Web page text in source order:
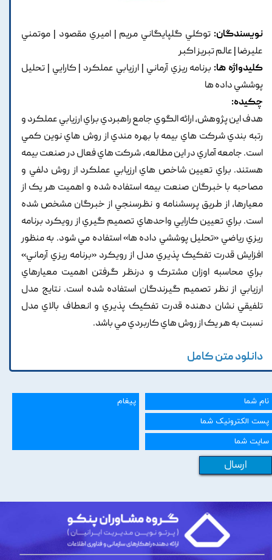
نویسندگان: توکلي گلپايگاني مريم | اميري مقصود | موتمني
عليرضا | عالم تبريز اکبر
کلیدواژه ها: برنامه ريزي آرماني | ارزيابي عملکرد | کارايي | تحليل
پوششي داده ها
چکیده:
هدف اين پژوهش, ارائه الگوي جامع راهبردي براي ارزيابي عملکرد و
رتبه بندي شرکت هاي بيمه با بهره مندي از روش هاي نوين کمي
است. جامعه آماري در اين مطالعه, شرکت هاي فعال در صنعت بيمه
هستند. براي تعيين شاخص هاي ارزيابي عملکرد از روش دلفي و
مصاحبه با خبرگان صنعت بيمه استفاده شده و اهميت هر يک از
معيارها, از طريق پرسشنامه و نظرسنجي از خبرگان مشخص شده
است. براي تعيين کارايي واحدهاي تصميم گيري از رويکرد برنامه
ريزي رياضي «تحليل پوششي داده ها» استفاده مي شود. به منظور
افزايش قدرت تفکيک پذيري مدل از رويکرد «برنامه ريزي آرماني»
براي محاسبه اوزان مشترک و درنظر گرفتن اهميت معيارهاي
ارزيابي از نظر تصميم گيرندگان استفاده شده است. نتايج مدل
تلفيقي نشان دهنده قدرت تفکيک پذيري و انعطاف بالاي مدل
نسبت به هر يک از روش هاي کاربردي مي باشد.
دانلود متن کامل
ارسال